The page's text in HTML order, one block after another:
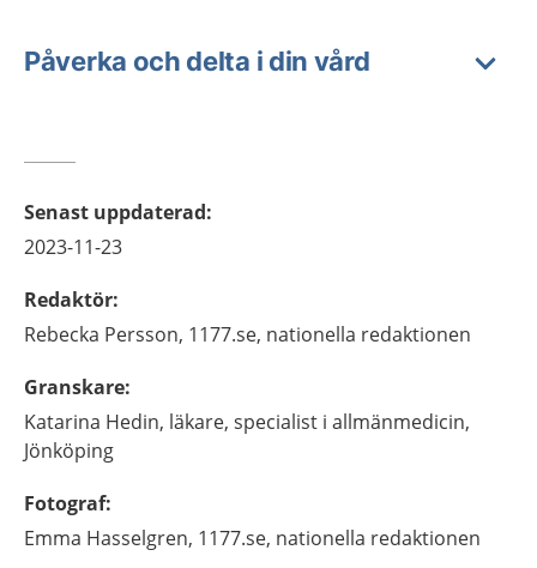
Påverka och delta i din vård
Senast uppdaterad:
2023-11-23
Redaktör:
Rebecka Persson, 1177.se, nationella redaktionen
Granskare:
Katarina Hedin, läkare, specialist i allmänmedicin,
Jönköping
Fotograf:
Emma Hasselgren, 1177.se, nationella redaktionen